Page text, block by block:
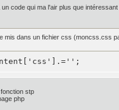
5px 5px 0px 0px;
radius: 5px 5px 0px
radius: 5px 5px
code qui ma l'air plus que
mis dans un fichier css (moncss.css
stp
php